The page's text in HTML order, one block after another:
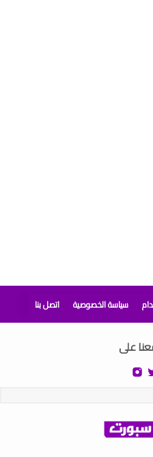
سياسة الخصوصية اتصل بنا
على